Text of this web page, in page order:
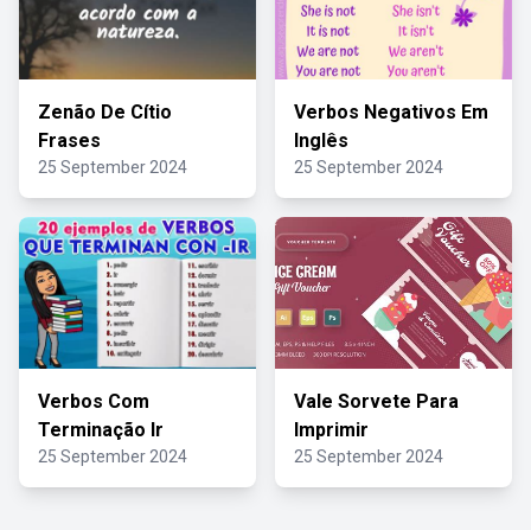
Zenão De Cítio
Frases
25 September 2024
Verbos Negativos Em
Inglês
25 September 2024
Verbos Com
Terminação Ir
25 September 2024
Vale Sorvete Para
Imprimir
25 September 2024